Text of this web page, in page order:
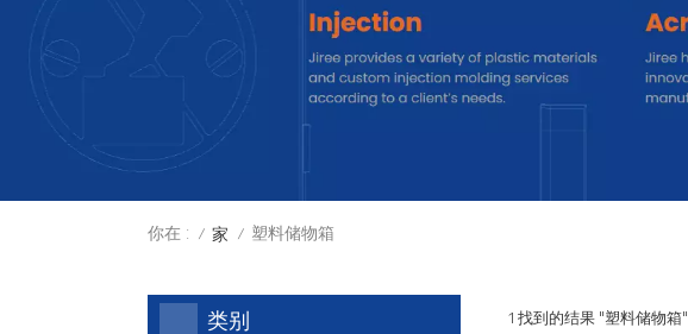
你在 : / 家 / 塑料储物箱
1 找到的结果 "塑料储物箱"
类别